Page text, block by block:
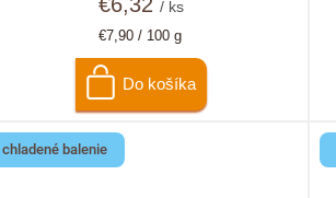
/ ks
Jednotková
€7,90 / 100 g
Do košíka
chladené balenie